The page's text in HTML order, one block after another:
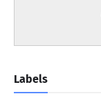
Labels